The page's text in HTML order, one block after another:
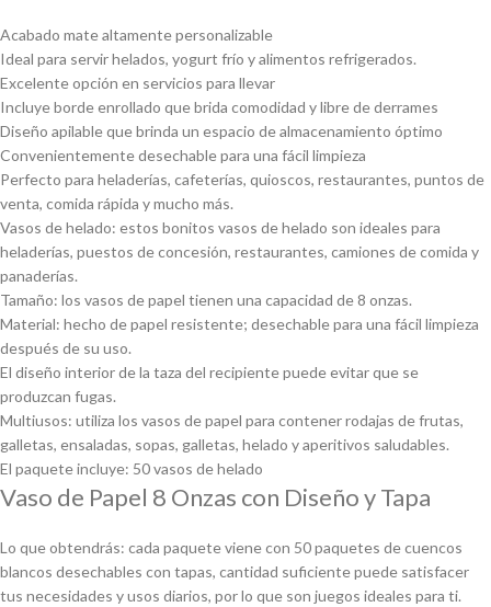
Acabado mate altamente personalizable
Ideal para servir helados, yogurt frío y alimentos refrigerados.
Excelente opción en servicios para llevar
Incluye borde enrollado que brida comodidad y libre de derrames
Diseño apilable que brinda un espacio de almacenamiento óptimo
Convenientemente desechable para una fácil limpieza
Perfecto para heladerías, cafeterías, quioscos, restaurantes, puntos de
venta, comida rápida y mucho más.
Vasos de helado: estos bonitos vasos de helado son ideales para
heladerías, puestos de concesión, restaurantes, camiones de comida y
panaderías.
Tamaño: los vasos de papel tienen una capacidad de 8 onzas.
Material: hecho de papel resistente; desechable para una fácil limpieza
después de su uso.
El diseño interior de la taza del recipiente puede evitar que se
produzcan fugas.
Multiusos: utiliza los vasos de papel para contener rodajas de frutas,
galletas, ensaladas, sopas, galletas, helado y aperitivos saludables.
El paquete incluye: 50 vasos de helado
Vaso de Papel 8 Onzas con Diseño y Tapa
Lo que obtendrás: cada paquete viene con 50 paquetes de cuencos
blancos desechables con tapas, cantidad suficiente puede satisfacer
tus necesidades y usos diarios, por lo que son juegos ideales para ti.